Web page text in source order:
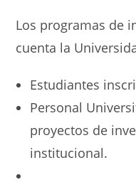
Los programas de
cuenta la
Estudiantes
Personal
proyectos de
institucional.